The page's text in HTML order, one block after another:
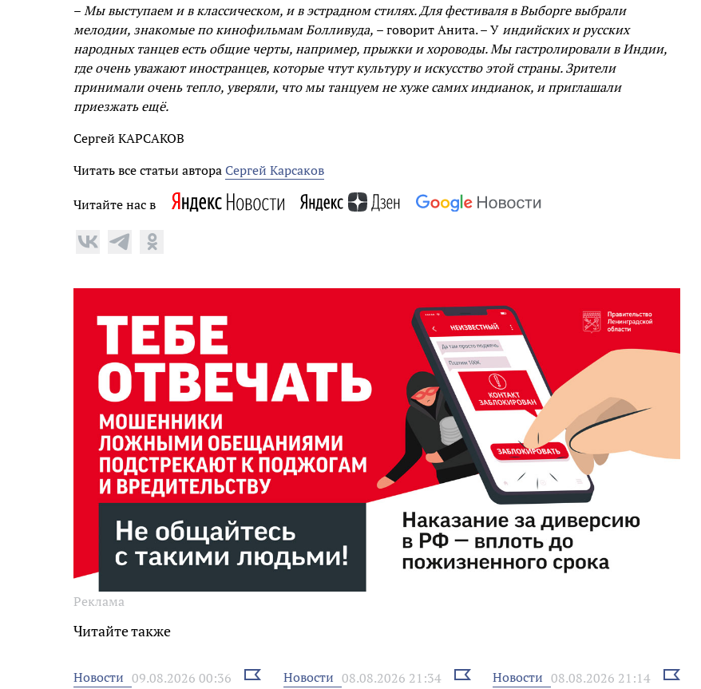
–Мы выступаем и в классическом, и в эстрадном стилях. Для фестиваля в Выборге выбрали
мелодии, знакомые по кинофильмам Болливуда, – говорит Анита. – Уиндийских и русских
народных танцев есть общие черты, например, прыжки и хороводы. Мы гастролировали в Индии,
где очень уважают иностранцев, которые чтут культуру и искусство этой страны. Зрители
принимали очень тепло, уверяли, что мы танцуем не хуже самих индианок, и приглашали
приезжать ещё.
Сергей КАРСАКОВ
Читать все статьи автораСергей Карсаков
Читайте нас в
Реклама
Читайте также
Новости 09.08.2026 00:36
ВыбратьНовости 08.08.2026 21:34
ВыбратьНовости 08.08.2026 21:14
Выбрать